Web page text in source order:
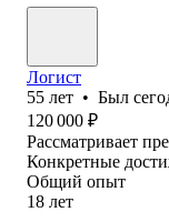
Логист
55 лет • Был
120 000 ₽
Рассматривает
Конкретные
Общий опыт
18 лет